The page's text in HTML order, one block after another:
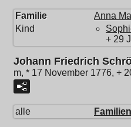
Familie Anna
Kind
+ 29
Johann Friedrich
m, * 17 November 1776, +
alle